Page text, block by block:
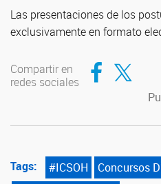
Las presentaciones de los
exclusivamente en formato
Compartir en
redes sociales
Compartir en
Compartir en
Tags: #ICSOH Concursos